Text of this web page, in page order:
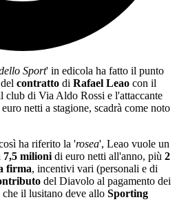
Sport' in edicola ha fatto il punto
del contratto di Rafael Leao con il
club di Via Aldo Rossi e l'attaccante
netti a stagione, scadrà come noto
ha riferito la 'rosea', Leao vuole un
7,5 milioni di euro netti all'anno, più 2
firma, incentivi vari (personali e di
del Diavolo al pagamento dei
che il lusitano deve allo Sporting